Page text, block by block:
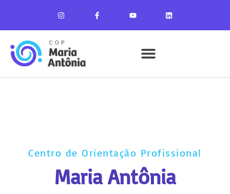
Centro de Orientação Profissional
Maria Antônia